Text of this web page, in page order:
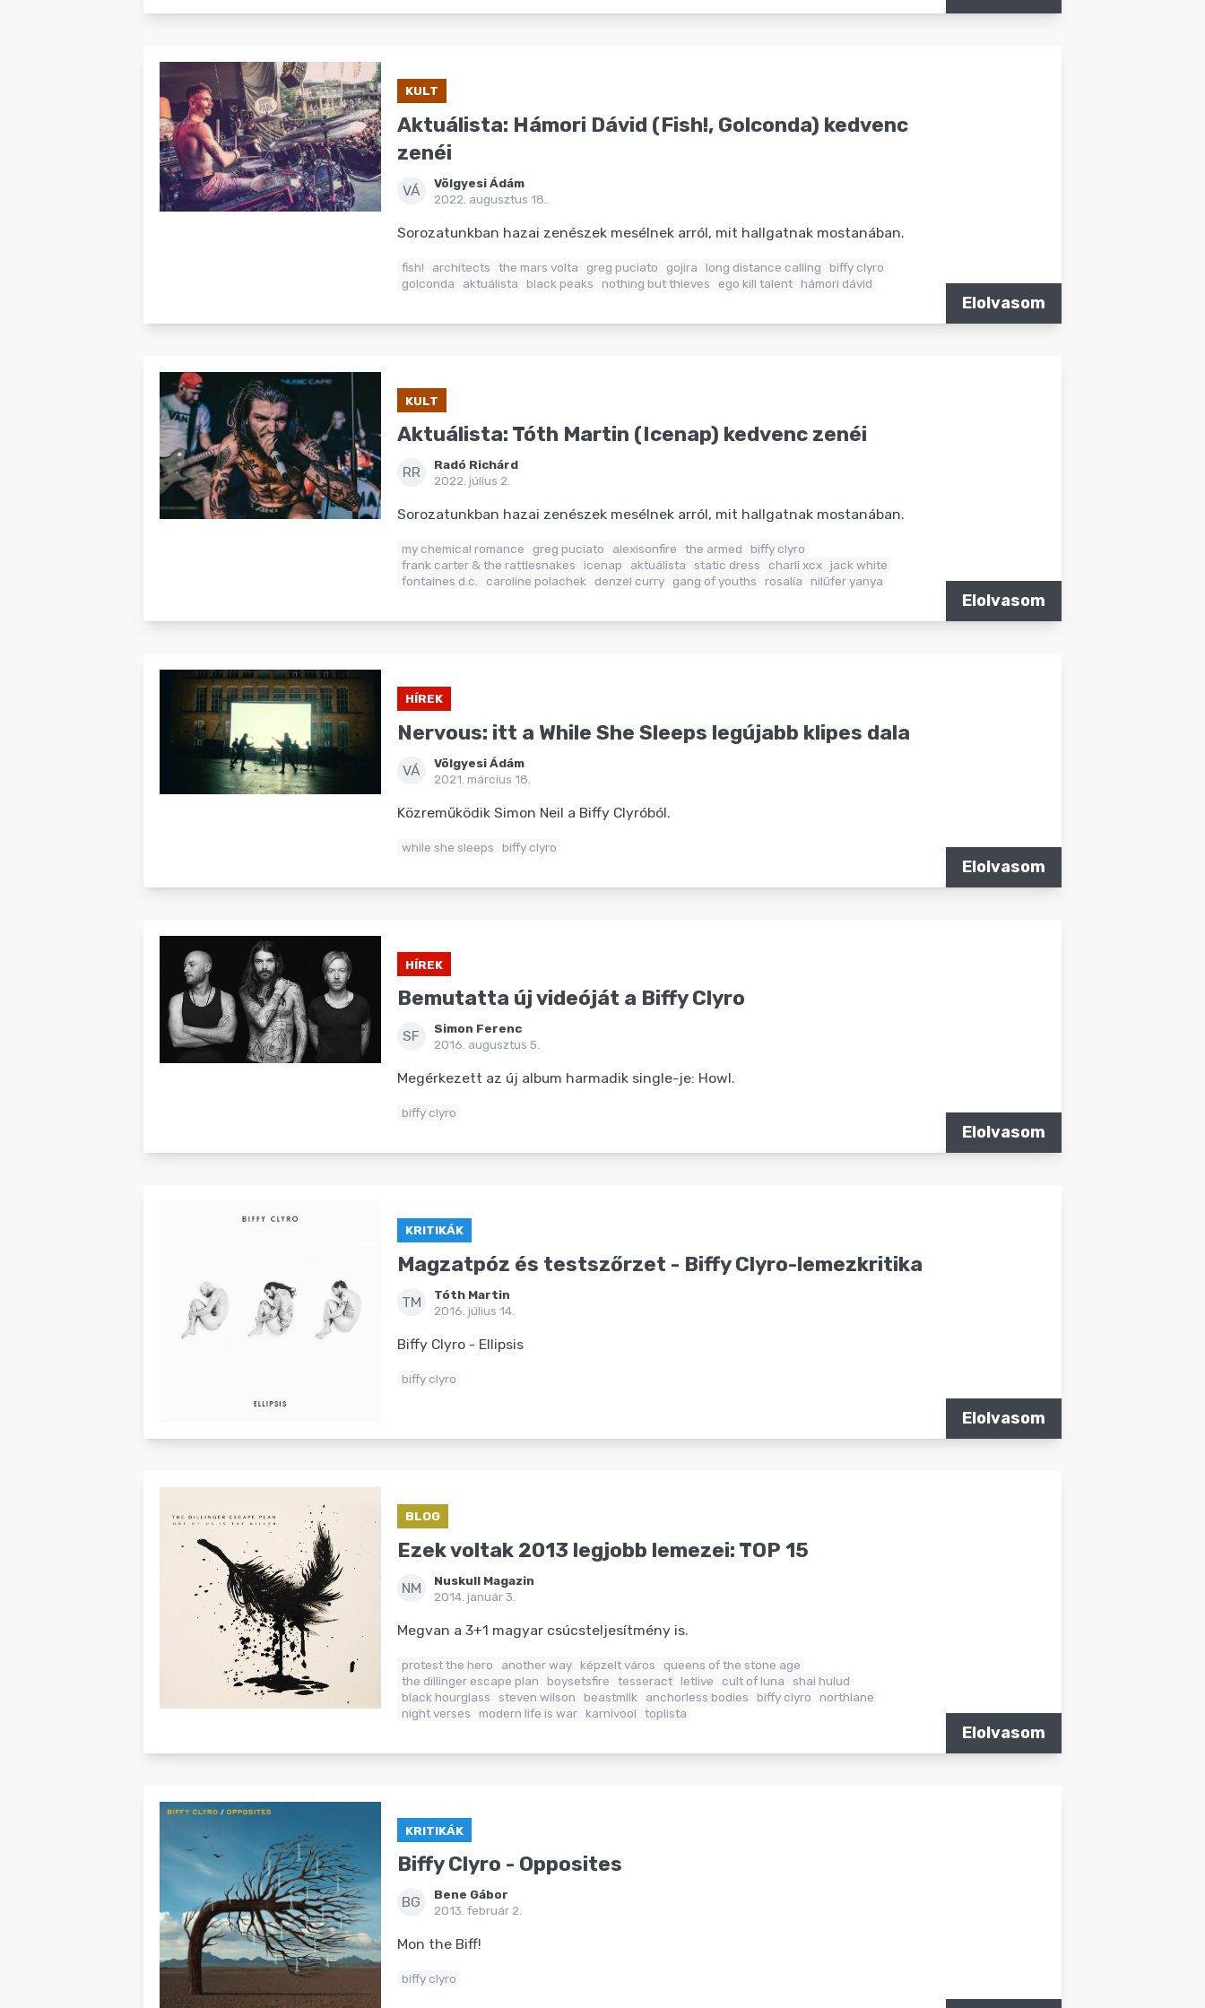
KULT
Aktuálista: Hámori Dávid (Fish!, Golconda) kedvenc
zenéi
VÁ
Völgyesi Ádám
2022. augusztus 18.
Sorozatunkban hazai zenészek mesélnek arról, mit hallgatnak mostanában.
fish! architects the mars volta greg puciato gojira long distance calling
biffy clyro
golconda
aktuálista black peaks nothing but thieves ego kill talent hámori dávid
Elolvasom
KULT
Aktuálista: Tóth Martin (Icenap) kedvenc zenéi
RR
Radó Richárd
2022. július 2.
Sorozatunkban hazai zenészek mesélnek arról, mit hallgatnak mostanában.
my chemical romance greg puciato alexisonfire the armed
biffy clyro
frank carter & the rattlesnakes
icenap aktuálista static dress charli xcx jack white
fontaines d.c.
caroline polachek denzel curry gang of youths rosalía nilüfer yanya
Elolvasom
HÍREK
Nervous: itt a While She Sleeps legújabb klipes dala
VÁ
Völgyesi Ádám
2021. március 18.
Közreműködik Simon Neil a Biffy Clyróból.
while she sleeps biffy clyro
Elolvasom
HÍREK
Bemutatta új videóját a Biffy Clyro
SF
Simon Ferenc
2016. augusztus 5.
Megérkezett az új album harmadik single-je: Howl.
biffy clyro
Elolvasom
KRITIKÁK
Magzatpóz és testszőrzet - Biffy Clyro-lemezkritika
TM
Tóth Martin
2016. július 14.
Biffy Clyro - Ellipsis
biffy clyro
Elolvasom
BLOG
Ezek voltak 2013 legjobb lemezei: TOP 15
NM
Nuskull Magazin
2014. január 3.
Megvan a 3+1 magyar csúcsteljesítmény is.
protest the hero another way képzelt város
queens of the stone age
the dillinger escape plan
boysetsfire tesseract letlive cult of luna
shai hulud
black hourglass
steven wilson beastmilk anchorless bodies biffy clyro
northlane
night verses
modern life is war karnivool toplista
Elolvasom
KRITIKÁK
Biffy Clyro - Opposites
BG
Bene Gábor
2013. február 2.
Mon the Biff!
biffy clyro